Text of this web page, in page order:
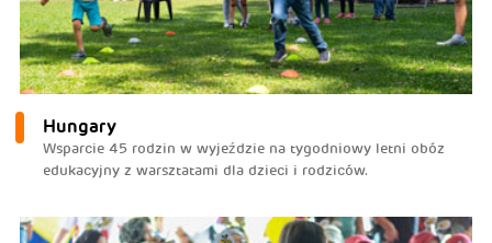
Hungary
Wsparcie 45 rodzin w wyjeździe na tygodniowy letni obóz
edukacyjny z warsztatami dla dzieci i rodziców.